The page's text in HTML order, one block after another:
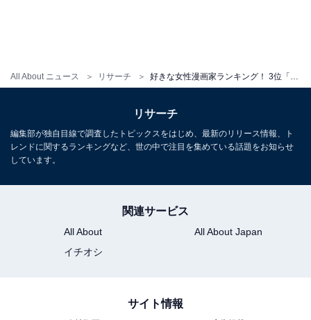
All About ニュース リサーチ 好きな女性漫画家ランキング！ 3位「矢沢あい」、2位「荒川弘」を抑えた1位は？
リサーチ
編集部が独自目線で調査したトピックスをはじめ、最新のリリース情報、ト
レンドに関するランキングなど、世の中で注目を集めている話題をお知らせ
しています。
関連サービス
All About
All About Japan
イチオシ
サイト情報